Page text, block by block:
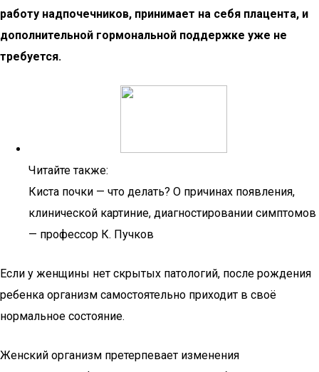
работу надпочечников, принимает на себя плацента, и
дополнительной гормональной поддержке уже не
требуется.
Читайте также:
Киста почки — что делать? О причинах появления,
клинической картиние, диагностировании симптомов
— профессор К. Пучков
Если у женщины нет скрытых патологий, после рождения
ребенка организм самостоятельно приходит в своё
нормальное состояние.
Женский организм претерпевает изменения